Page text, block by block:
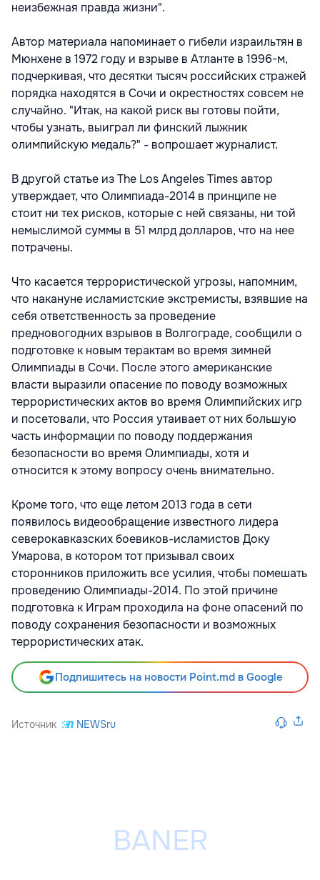
неизбежная правда жизни".
Автор материала напоминает о гибели израильтян в
Мюнхене в 1972 году и взрыве в Атланте в 1996-м,
подчеркивая, что десятки тысяч российских стражей
порядка находятся в Сочи и окрестностях совсем не
случайно. "Итак, на какой риск вы готовы пойти,
чтобы узнать, выиграл ли финский лыжник
олимпийскую медаль?" - вопрошает журналист.
В другой статье из The Los Angeles Times автор
утверждает, что Олимпиада-2014 в принципе не
стоит ни тех рисков, которые с ней связаны, ни той
немыслимой суммы в 51 млрд долларов, что на нее
потрачены.
Что касается террористической угрозы, напомним,
что накануне исламистские экстремисты, взявшие на
себя ответственность за проведение
предновогодних взрывов в Волгограде, сообщили о
подготовке к новым терактам во время зимней
Олимпиады в Сочи. После этого американские
власти выразили опасение по поводу возможных
террористических актов во время Олимпийских игр
и посетовали, что Россия утаивает от них большую
часть информации по поводу поддержания
безопасности во время Олимпиады, хотя и
относится к этому вопросу очень внимательно.
Кроме того, что еще летом 2013 года в сети
появилось видеообращение известного лидера
северокавказских боевиков-исламистов Доку
Умарова, в котором тот призывал своих
сторонников приложить все усилия, чтобы помешать
проведению Олимпиады-2014. По этой причине
подготовка к Играм проходила на фоне опасений по
поводу сохранения безопасности и возможных
террористических атак.
Подпишитесь на новости Point.md в Google
Источник NEWSru